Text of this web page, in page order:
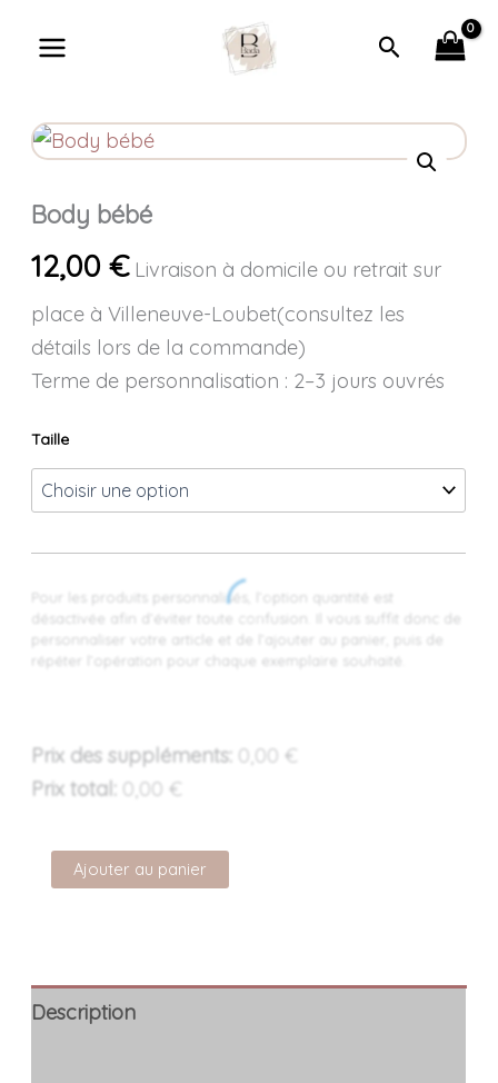
Body bébé
12,00€ Livraison à domicile ou retrait sur
place à Villeneuve-Loubet(consultez les
détails lors de la commande)
Terme de personnalisation : 2–3 jours ouvrés
Taille
Pour les produits personnalisés, l’option quantité est
désactivée afin d’éviter toute confusion. Il vous suffit donc de
personnaliser votre article et de l’ajouter au panier, puis de
répéter l’opération pour chaque exemplaire souhaité.
Prix des suppléments:
€
Prix total:
€
quantité
de
Ajouter au panier
Description